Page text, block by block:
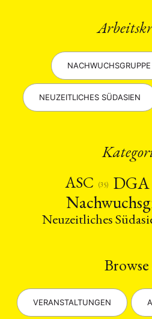
NACHWUCHSGRUPPE
NEUZEITLICHES SÜDASIEN
ASC
(35) DGA
Neuzeitliches
Browse
VERANSTALTUNGEN